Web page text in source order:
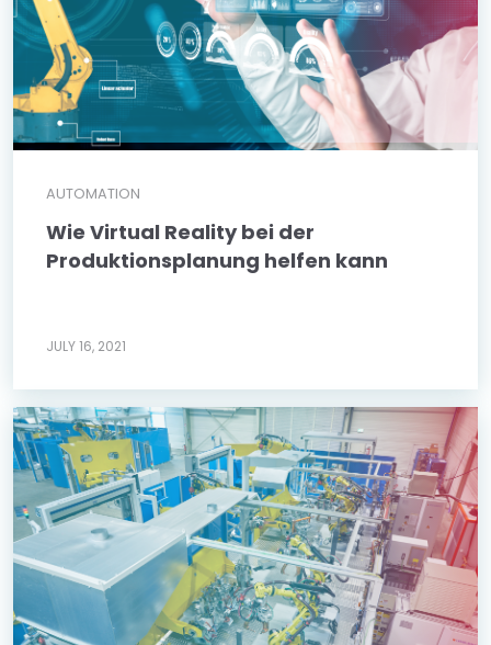
AUTOMATION
Wie Virtual Reality bei der
Produktionsplanung helfen kann
JULY 16, 2021